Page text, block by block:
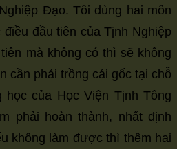
Đạo. Tôi dùng hai môn
đầu tiên của Tịnh Nghiệp
mà không có thì sẽ không
cần phải trồng cái gốc tại chỗ
học của Học Viện Tịnh Tông
phải hoàn thành, nhất định
không làm được thì thêm hai